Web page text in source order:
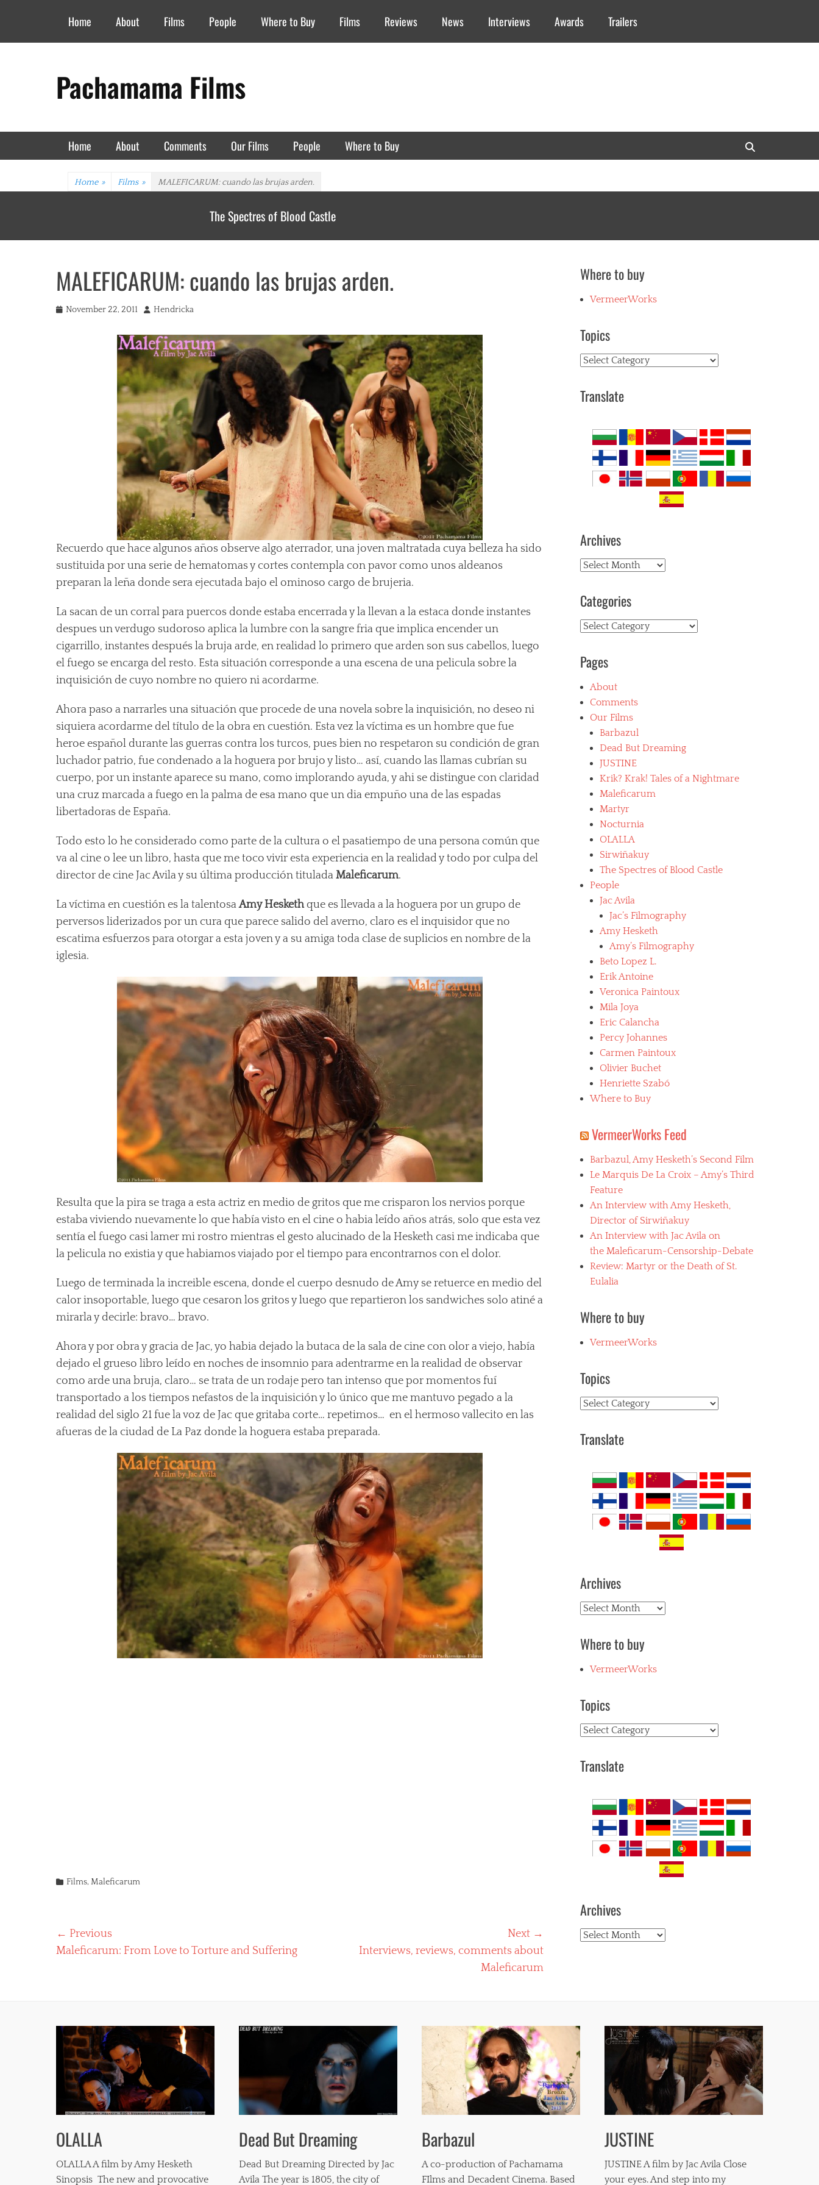
Home About Films People Where to Buy Films Reviews News Interviews Awards Trailers
Pachamama Films
Primary Menu
Skip
to
Home About Comments Our Films People Where to Buy
Home » Films » MALEFICARUM: cuando las brujas arden.
The Spectres of Blood Castle
MALEFICARUM: cuando las brujas arden.
Posted
November 22, 2011 Author
Hendricka
Recuerdo que hace algunos años observe algo aterrador, una joven maltratada cuya belleza ha sido
sustituida por una serie de hematomas y cortes contempla con pavor como unos aldeanos
preparan la leña donde sera ejecutada bajo el ominoso cargo de brujeria.
La sacan de un corral para puercos donde estaba encerrada y la llevan a la estaca donde instantes
despues un verdugo sudoroso aplica la lumbre con la sangre fria que implica encender un
cigarrillo, instantes después la bruja arde, en realidad lo primero que arden son sus cabellos, luego
el fuego se encarga del resto. Esta situación corresponde a una escena de una pelicula sobre la
inquisición de cuyo nombre no quiero ni acordarme.
Ahora paso a narrarles una situación que procede de una novela sobre la inquisición, no deseo ni
siquiera acordarme del título de la obra en cuestión. Esta vez la víctima es un hombre que fue
heroe español durante las guerras contra los turcos, pues bien no respetaron su condición de gran
luchador patrio, fue condenado a la hoguera por brujo y listo… así, cuando las llamas cubrían su
cuerpo, por un instante aparece su mano, como implorando ayuda, y ahi se distingue con claridad
una cruz marcada a fuego en la palma de esa mano que un dia empuño una de las espadas
libertadoras de España.
Todo esto lo he considerado como parte de la cultura o el pasatiempo de una persona común que
va al cine o lee un libro, hasta que me toco vivir esta experiencia en la realidad y todo por culpa del
director de cine Jac Avila y su última producción titulada Maleficarum.
La víctima en cuestión es la talentosaAmy Heskethque es llevada a la hoguera por un grupo de
perversos liderizados por un cura que parece salido del averno, claro es el inquisidor que no
escatima esfuerzos para otorgar a esta joven y a su amiga toda clase de suplicios en nombre de la
iglesia.
Resulta que la pira se traga a esta actriz en medio de gritos que me crisparon los nervios porque
estaba viviendo nuevamente lo que había visto en el cine o habia leído años atrás, solo que esta vez
sentía el fuego casi lamer mi rostro mientras el gesto alucinado de la Hesketh casi me indicaba que
la pelicula no existia y que habiamos viajado por el tiempo para encontrarnos con el dolor.
Luego de terminada la increible escena, donde el cuerpo desnudo de Amy se retuerce en medio del
calor insoportable, luego que cesaron los gritos y luego que repartieron los sandwiches solo atiné a
mirarla y decirle: bravo… bravo.
Ahora y por obra y gracia de Jac, yo habia dejado la butaca de la sala de cine con olor a viejo, había
dejado el grueso libro leído en noches de insomnio para adentrarme en la realidad de observar
como arde una bruja, claro… se trata de un rodaje pero tan intenso que por momentos fuí
transportado a los tiempos nefastos de la inquisición y lo único que me mantuvo pegado a la
realidad del siglo 21 fue la voz de Jac que gritaba corte… repetimos… en el hermoso vallecito en las
afueras de la ciudad de La Paz donde la hoguera estaba preparada.
Categories
Films, Maleficarum
Post
navigation
← Previous
Previous
Maleficarum: From Love to Torture and Suffering
Next →
Interviews, reviews, comments about
Maleficarum
Where to buy
VermeerWorks
Topics
Topics
Translate
Archives
Archives
Categories
Categories
Pages
About
Comments
Our Films
Barbazul
Dead But Dreaming
JUSTINE
Krik? Krak! Tales of a Nightmare
Maleficarum
Martyr
Nocturnia
OLALLA
Sirwiñakuy
The Spectres of Blood Castle
People
Jac Avila
Jac’s Filmography
Amy Hesketh
Amy’s Filmography
Beto Lopez L.
Erik Antoine
Veronica Paintoux
Mila Joya
Eric Calancha
Percy Johannes
Carmen Paintoux
Olivier Buchet
Henriette Szabó
Where to Buy
VermeerWorks Feed
Barbazul, Amy Hesketh’s Second Film
Le Marquis De La Croix – Amy’s Third
Feature
An Interview with Amy Hesketh,
Director of Sirwiñakuy
An Interview with Jac Avila on
the Maleficarum-Censorship-Debate
Review: Martyr or the Death of St.
Eulalia
Where to buy
VermeerWorks
Topics
Topics
Translate
Archives
Archives
Where to buy
VermeerWorks
Topics
Topics
Translate
Archives
Archives
OLALLA
OLALLA A film by Amy Hesketh
Sinopsis The new and provocative
Dead But Dreaming
Dead But Dreaming Directed by Jac
Avila The year is 1805, the city of
Barbazul
A co-production of Pachamama
FIlms and Decadent Cinema. Based
JUSTINE
JUSTINE A film by Jac Avila Close
your eyes. And step into my